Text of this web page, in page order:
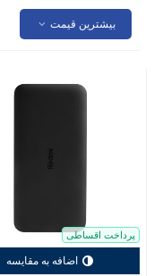
بیشترین قیمت
پرداخت اقساطی
اضافه به مقایسه